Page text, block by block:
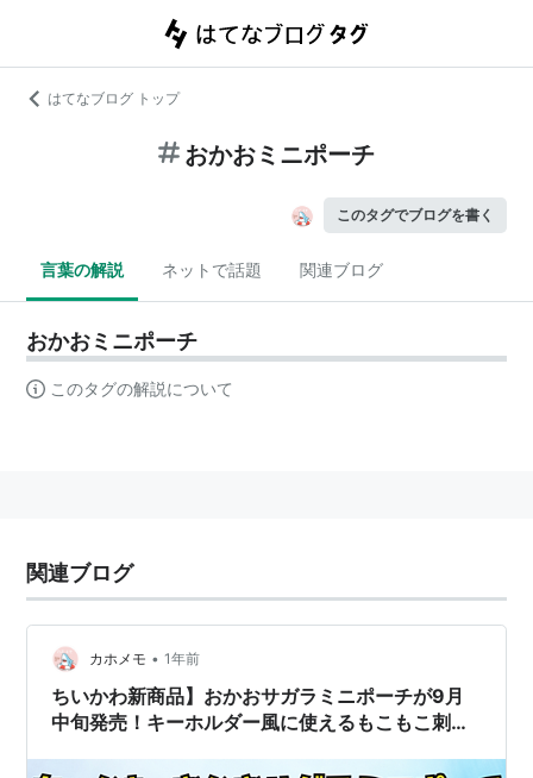
はてなブログ トップ
おかおミニポーチ
このタグでブログを書く
言葉の解説 ネットで話題 関連ブログ
おかおミニポーチ
このタグの解説について
関連ブログ
カホメモ • 1年前
ちいかわ新商品】おかおサガラミニポーチが9月
中旬発売！キーホルダー風に使えるもこもこ刺繍